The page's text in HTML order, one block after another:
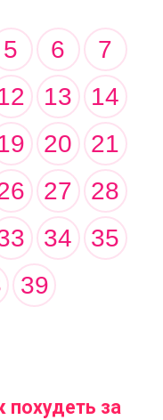
5 6
7
13
14
20
21
27
28
34
35
39
похудеть за